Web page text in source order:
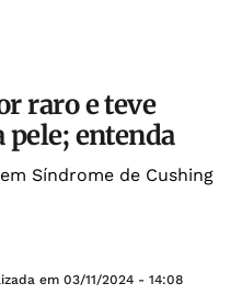
raro e teve
pele; entenda
Síndrome de Cushing
em 03/11/2024 - 14:08